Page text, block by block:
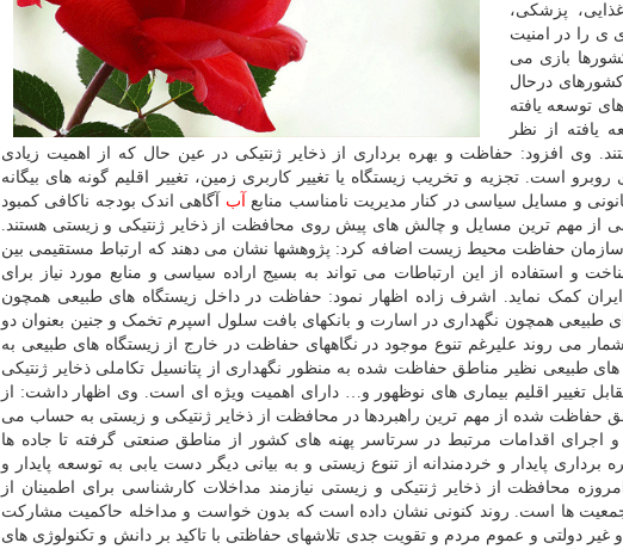
پزشکی،
ی را در امنیت
بازی می
درحال
توسعه یافته
یافته از نظر
وی افزود: حفاظت و بهره برداری از ذخایر ژنتیکی در عین حال که از اهمیت زیادی
است. تجزیه و تخریب زیستگاه یا تغییر کاربری زمین، تغییر اقلیم گونه های بیگانه
و مسایل سیاسی در کنار مدیریت نامناسب منابع آب آگاهی اندک بودجه ناکافی کمبود
از مهم ترین مسایل و چالش های پیش روی محافظت از ذخایر ژنتیکی و زیستی هستند.
سازمان حفاظت محیط زیست اضافه کرد: پژوهشها نشان می دهند که ارتباط مستقیمی بین
و استفاده از این ارتباطات می تواند به بسیج اراده سیاسی و منابع مورد نیاز برای
کمک نماید. اشرف زاده اظهار نمود: حفاظت در داخل زیستگاه های طبیعی همچون
همچون نگهداری در اسارت و بانکهای بافت سلول اسپرم تخمک و جنین بعنوان دو
می روند علیرغم تنوع موجود در نگاههای حفاظت در خارج از زیستگاه های طبیعی به
طبیعی نظیر مناطق حفاظت شده به منظور نگهداری از پتانسیل تکاملی ذخایر ژنتیکی
تغییر اقلیم بیماری های نوظهور و… دارای اهمیت ویژه ای است. وی اظهار داشت: از
حفاظت شده از مهم ترین راهبردها در محافظت از ذخایر ژنتیکی و زیستی به حساب می
اقدامات مرتبط در سرتاسر پهنه های کشور از مناطق صنعتی گرفته تا جاده ها
پایدار و خردمندانه از تنوع زیستی و به بیانی دیگر دست یابی به توسعه پایدار و
محافظت از ذخایر ژنتیکی و زیستی نیازمند مداخلات کارشناسی برای اطمینان از
جمعیت ها است. روند کنونی نشان داده است که بدون خواست و مداخله حاکمیت مشارکت
غیر دولتی و عموم مردم و تقویت جدی تلاشهای حفاظتی با تاکید بر دانش و تکنولوژی های